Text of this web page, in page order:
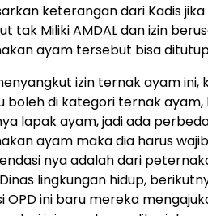
keterangan dari Kadis
tak Miliki AMDAL dan izin
ayam tersebut bisa
izin ternak ayam ini,
boleh di kategori ternak
lapak ayam, jadi ada
ayam maka dia harus
nya adalah dari
lingkungan hidup,
OPD ini baru mereka